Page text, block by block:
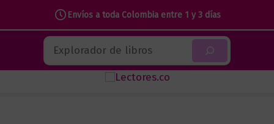
Envíos a toda Colombia entre 1 y 3 días
contenido
Buscar